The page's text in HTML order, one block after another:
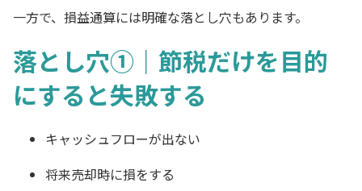
一方で、損益通算には明確な落とし穴もあります。
落とし穴①｜節税だけを目的
にすると失敗する
キャッシュフローが出ない
将来売却時に損をする